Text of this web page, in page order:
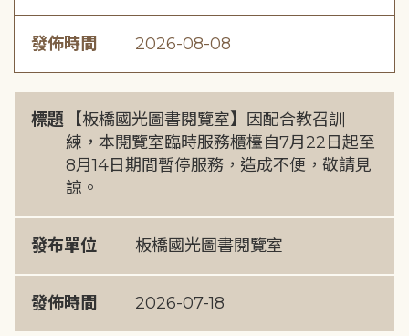
發佈時間 2026-08-08
標題
【板橋國光圖書閱覽室】因配合教召訓
練，本閱覽室臨時服務櫃檯自7月22日起至
8月14日期間暫停服務，造成不便，敬請見
諒。
發布單位 板橋國光圖書閱覽室
發佈時間 2026-07-18